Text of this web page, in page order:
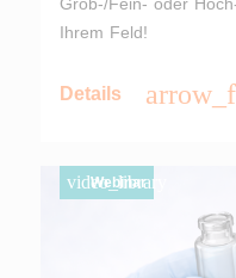
Ihrem Feld!
Details
video_library
Webinar